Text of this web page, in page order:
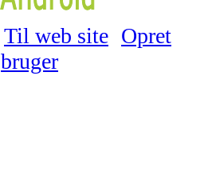
Til web site Opret
bruger